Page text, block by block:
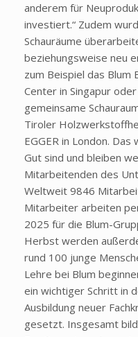
anderem für
investiert.“ Zudem
Schauräume
beziehungsweise neu
zum Beispiel das Blum
Center in Singapur
gemeinsame
Tiroler
EGGER in London. Das
Gut sind und bleiben
Mitarbeitenden des
Weltweit 9846
Mitarbeiter arbeiten
2025 für die Blum-
Herbst werden
rund 100 junge
Lehre bei Blum
ein wichtiger Schritt in
Ausbildung neuer
gesetzt. Insgesamt